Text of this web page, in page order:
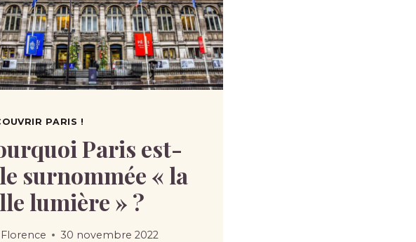
PARIS !
Paris est-
surnommée « la
lumière » ?
Florence 30 novembre 2022